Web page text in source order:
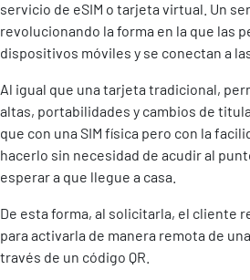
servicio de eSIM o tarjeta virtual. Un
revolucionando la forma en la que las
dispositivos móviles y se conectan a
Al igual que una tarjeta tradicional,
altas, portabilidades y cambios de
que con una SIM física pero con la
hacerlo sin necesidad de acudir al
esperar a que llegue a casa.
De esta forma, al solicitarla, el cliente
para activarla de manera remota de
través de un código QR.